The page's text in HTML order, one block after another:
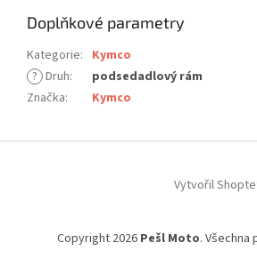
Doplňkové parametry
Kategorie: Kymco
? Druh:
podsedadlový rám
Značka: Kymco
Vytvořil
Copyright 2026 Pešl Moto. Všechna